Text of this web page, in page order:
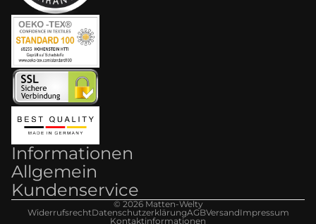
Informationen
Allgemein
Kundenservice
© 2026Matten-Welty
WiderrufsrechtDatenschutzerklärungAGBVersandImpressum
Kontaktinformationen